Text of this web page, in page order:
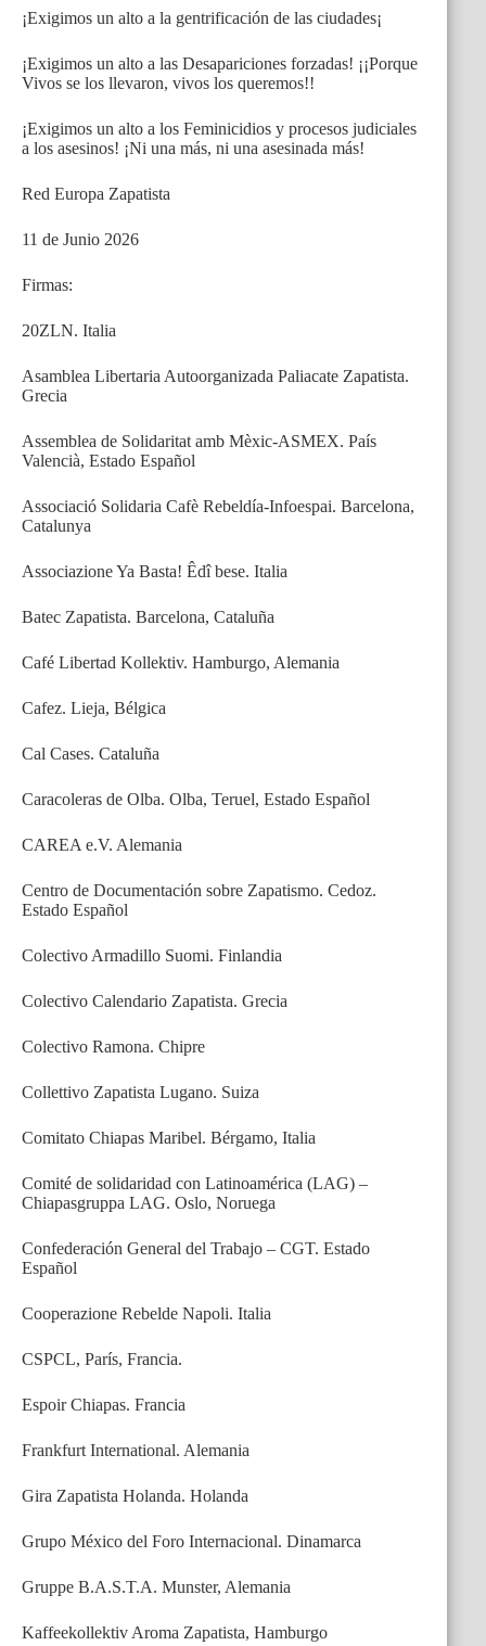
¡Exigimos un alto a la gentrificación de las ciudades¡
¡Exigimos un alto a las Desapariciones forzadas! ¡¡Porque
Vivos se los llevaron, vivos los queremos!!
¡Exigimos un alto a los Feminicidios y procesos judiciales
a los asesinos! ¡Ni una más, ni una asesinada más!
Red Europa Zapatista
11 de Junio 2026
Firmas:
20ZLN. Italia
Asamblea Libertaria Autoorganizada Paliacate Zapatista.
Grecia
Assemblea de Solidaritat amb Mèxic-ASMEX. País
Valencià, Estado Español
Associació Solidaria Cafè Rebeldía-Infoespai. Barcelona,
Catalunya
Associazione Ya Basta! Êdî bese. Italia
Batec Zapatista. Barcelona, Cataluña
Café Libertad Kollektiv. Hamburgo, Alemania
Cafez. Lieja, Bélgica
Cal Cases. Cataluña
Caracoleras de Olba. Olba, Teruel, Estado Español
CAREA e.V. Alemania
Centro de Documentación sobre Zapatismo. Cedoz.
Estado Español
Colectivo Armadillo Suomi. Finlandia
Colectivo Calendario Zapatista. Grecia
Colectivo Ramona. Chipre
Collettivo Zapatista Lugano. Suiza
Comitato Chiapas Maribel. Bérgamo, Italia
Comité de solidaridad con Latinoamérica (LAG) –
Chiapasgruppa LAG. Oslo, Noruega
Confederación General del Trabajo – CGT. Estado
Español
Cooperazione Rebelde Napoli. Italia
CSPCL, París, Francia.
Espoir Chiapas. Francia
Frankfurt International. Alemania
Gira Zapatista Holanda. Holanda
Grupo México del Foro Internacional. Dinamarca
Gruppe B.A.S.T.A. Munster, Alemania
Kaffeekollektiv Aroma Zapatista, Hamburgo